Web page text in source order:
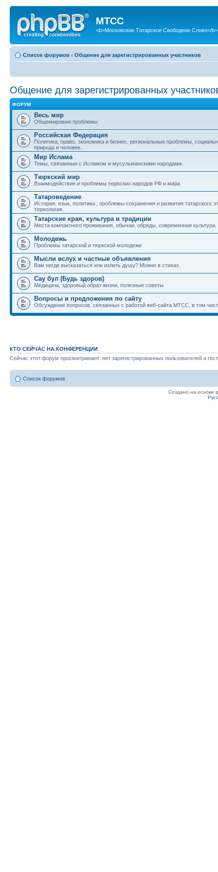
МТСС
<b>Московское Татарское Свободное Слово</b>
Список форумов ‹ Общение для зарегистрированных участников
Общение для зарегистрированных
ФОРУМ
Весь мир
Общемировые проблемы
Российская Федерация
Политика, право, экономика и бизнес, региональные проблемы,
природа и человек.
Мир Ислама
Темы, связанные с Исламом и мусульманскими народами.
Тюркский мир
Взаимодействие и проблемы тюркских народов РФ и мира
Татароведение
История, язык, политика , проблемы сохранения и развития татарского
тюркология.
Татарские края, культура и традиции
Места компактного проживания, обычаи, обряды, современная культура.
Молодежь
Проблемы татарской и тюркской молодежи
Мысли вслух и частные объявления
Вам негде высказаться или излить душу? Можно в стихах.
Сау бул (Будь здоров)
Медицина, здоровый образ жизни, полезные советы
Вопросы и предложения по сайту
Обсуждение вопросов, связанных с работой веб-сайта МТСС, в том
КТО СЕЙЧАС НА КОНФЕРЕНЦИИ
Сейчас этот форум просматривают: нет зарегистрированных пользователей и
Список форумов
Создано на основе